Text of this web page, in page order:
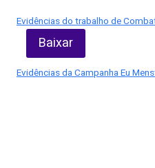
Evidências do trabalho de
Baixar
Evidências da Campanha Eu